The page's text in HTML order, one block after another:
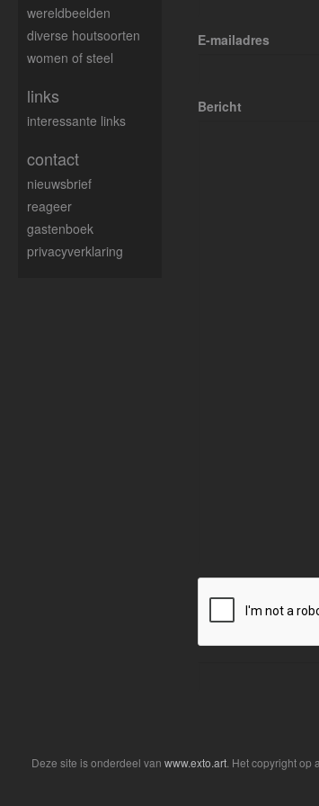
E-mailadres
Bericht
wereldbeelden
diverse houtsoorten
women of steel
links
interessante links
contact
nieuwsbrief
reageer
gastenboek
privacyverklaring
Deze site is onderdeel van www.exto.art . Het copyright